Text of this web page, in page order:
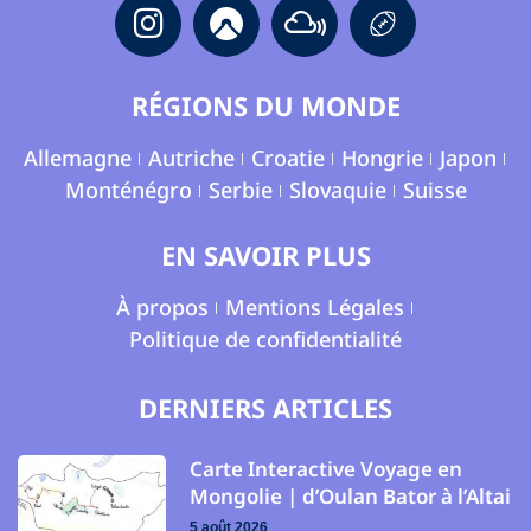
RÉGIONS DU MONDE
Allemagne Autriche Croatie Hongrie
Japon
Monténégro
Serbie Slovaquie Suisse
EN SAVOIR PLUS
À propos
Mentions Légales
Politique de confidentialité
DERNIERS ARTICLES
Carte Interactive Voyage en
Mongolie | d’Oulan Bator à l’Altai
5 août 2026